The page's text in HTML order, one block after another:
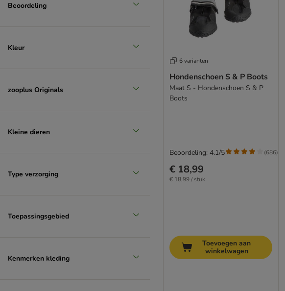
Beoordeling
Kleur
zooplus Originals
Kleine dieren
Type verzorging
Toepassingsgebied
Kenmerken kleding
6 varianten
Hondenschoen S & P Boots
Maat S - Hondenschoen S & P
Boots
€ 18,99
€ 18,99 / stuk
Beoordeling: 4.1/5 (686)
Toevoegen aan
winkelwagen